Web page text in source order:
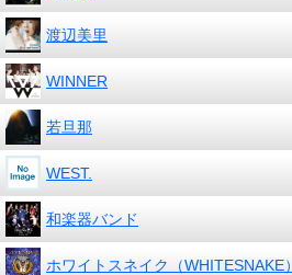
渡辺美里
WINNER
若旦那
WEST.
和楽器バンド
ホワイトスネイク（WHITESNAKE）